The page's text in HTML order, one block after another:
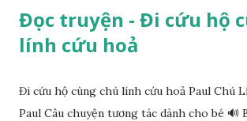
Đọc truyện - Đi cứu hộ
lính cứu hoả
Đi cứu hộ cùng chú lính cứu hoả Paul Chú
Paul Câu chuyện tương tác dành cho bé 🔊